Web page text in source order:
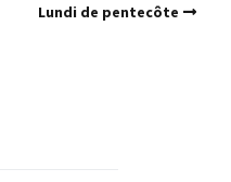
Lundi de pentecôte